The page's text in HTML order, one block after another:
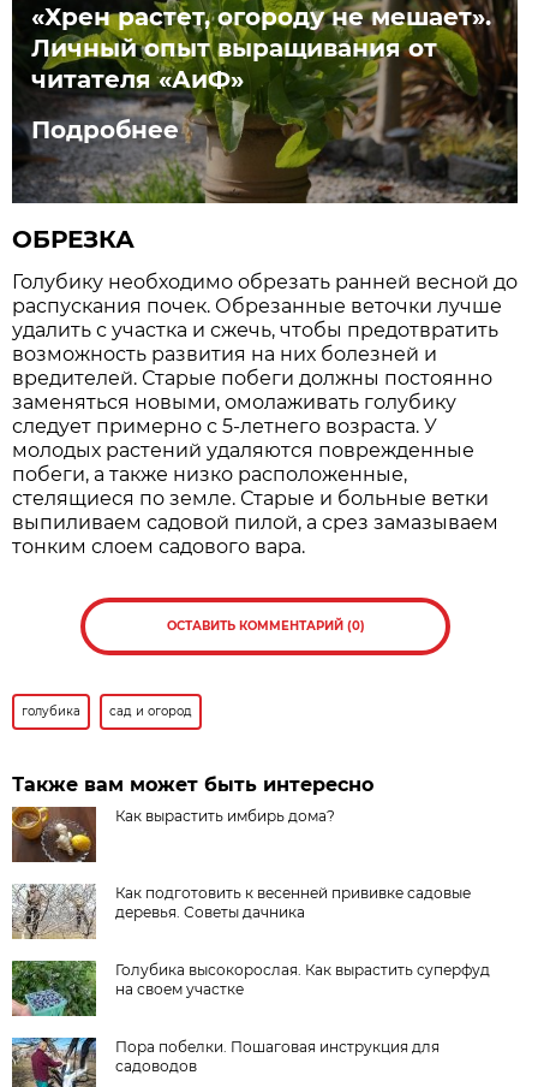
«Хрен растет, огороду не мешает».
Личный опыт выращивания от
читателя «АиФ»
Подробнее
ОБРЕЗКА
Голубику необходимо обрезать ранней весной до
распускания почек. Обрезанные веточки лучше
удалить с участка и сжечь, чтобы предотвратить
возможность развития на них болезней и
вредителей. Старые побеги должны постоянно
заменяться новыми, омолаживать голубику
следует примерно с 5-летнего возраста. У
молодых растений удаляются поврежденные
побеги, а также низко расположенные,
стелящиеся по земле. Старые и больные ветки
выпиливаем садовой пилой, а срез замазываем
тонким слоем садового вара.
ОСТАВИТЬ КОММЕНТАРИЙ (0)
голубика сад и огород
Также вам может быть интересно
Как вырастить имбирь дома?
Как подготовить к весенней прививке садовые
деревья. Советы дачника
Голубика высокорослая. Как вырастить суперфуд
на своем участке
Пора побелки. Пошаговая инструкция для
садоводов